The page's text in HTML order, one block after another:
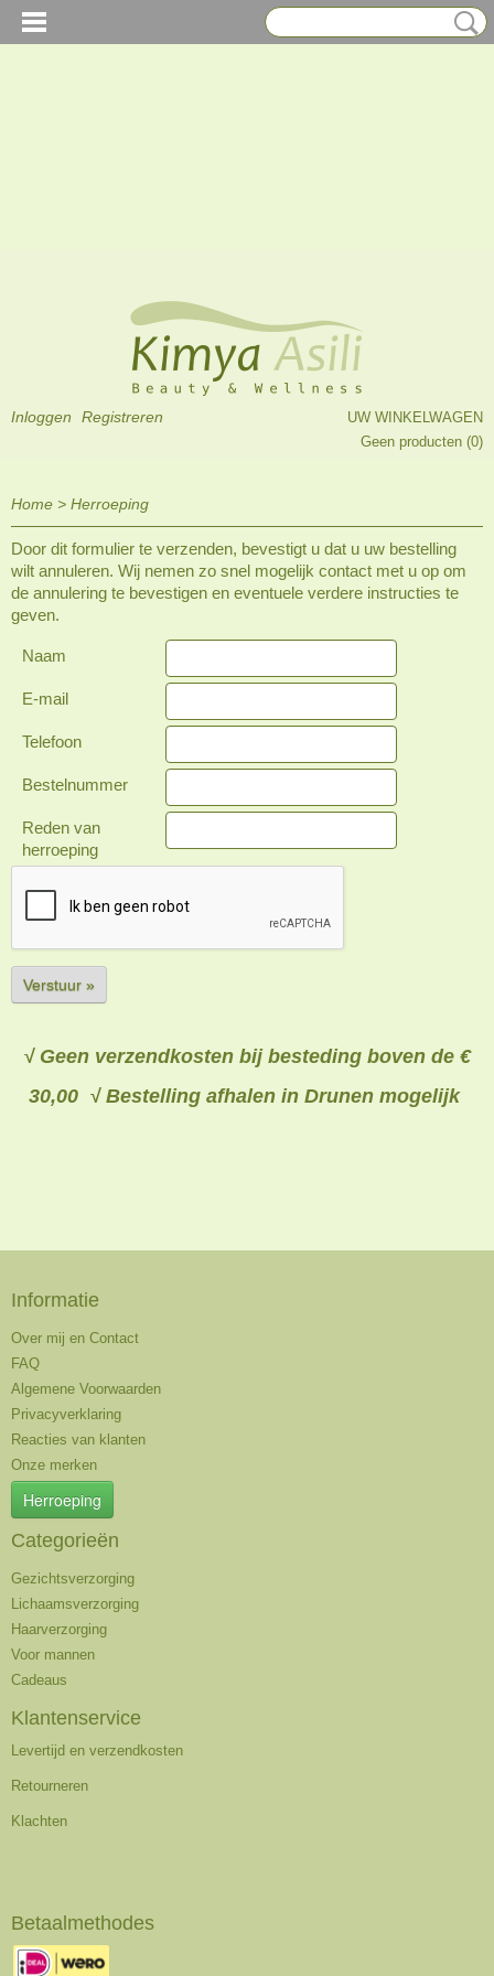
Inloggen Registreren
UW WINKELWAGEN
Geen producten (0)
Home > Herroeping
Door dit formulier te verzenden, bevestigt u dat u uw bestelling
wilt annuleren. Wij nemen zo snel mogelijk contact met u op om
de annulering te bevestigen en eventuele verdere instructies te
geven.
Naam
E-mail
Telefoon
Bestelnummer
Reden van
herroeping
Verstuur »
√ Geen verzendkosten bij besteding boven de €
30,00 √ Bestelling afhalen in Drunen mogelijk
Informatie
Over mij en Contact
FAQ
Algemene Voorwaarden
Privacyverklaring
Reacties van klanten
Onze merken
Herroeping
Categorieën
Gezichtsverzorging
Lichaamsverzorging
Haarverzorging
Voor mannen
Cadeaus
Klantenservice
Levertijd en verzendkosten
Retourneren
Klachten
Betaalmethodes